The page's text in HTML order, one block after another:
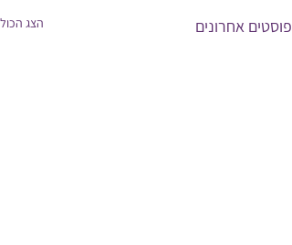
פוסטים אחרונים הצג הכול